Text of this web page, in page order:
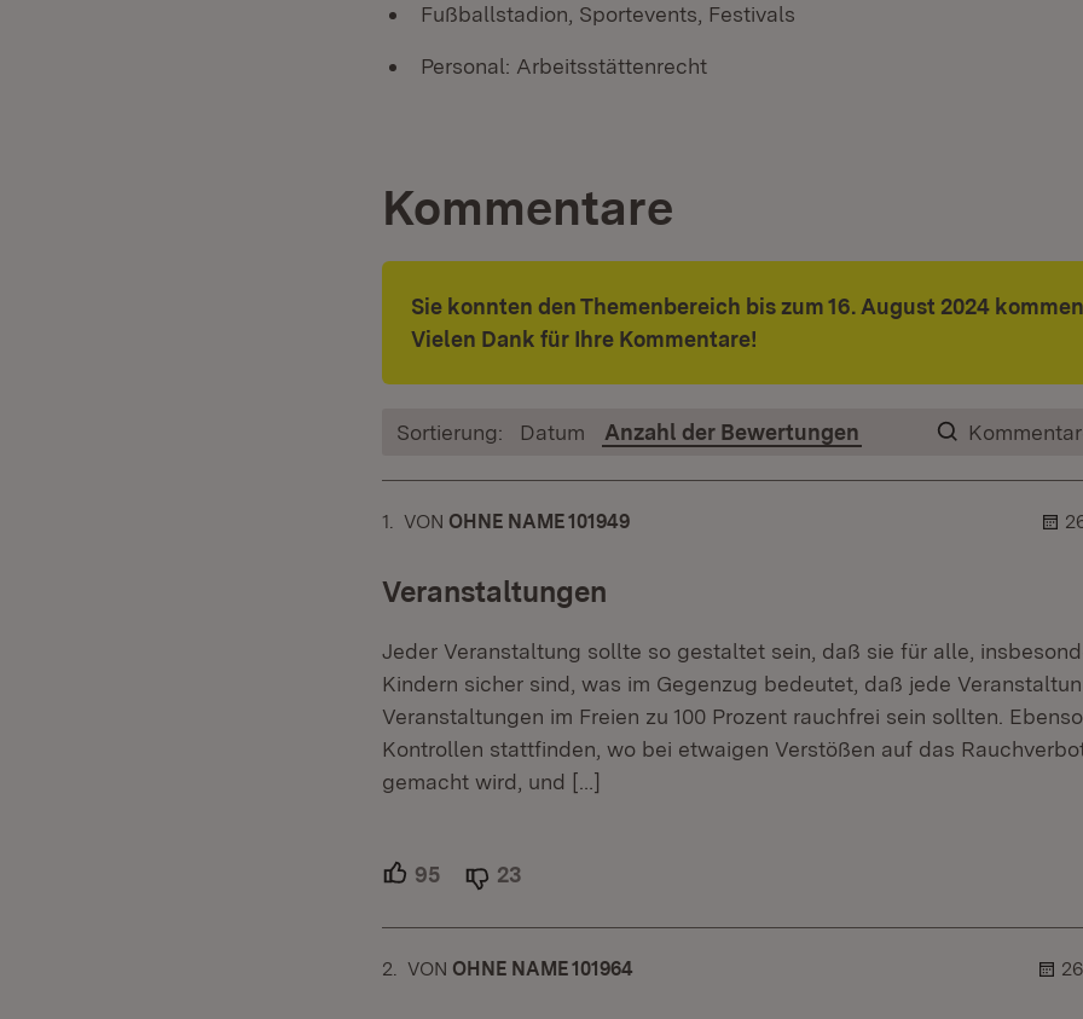
Fußballstadion, Sportevents, Festivals
Personal: Arbeitsstättenrecht
Kommentare
Sie konnten den Themenbereich bis zum 16. August 2024
Vielen Dank für Ihre Kommentare!
Sortierung: Datum Anzahl der Bewertungen
1. KOMMENTAR
VON :OHNE NAME 101949
Veranstaltungen
Jeder Veranstaltung sollte so gestaltet sein, daß sie für alle,
Kindern sicher sind, was im Gegenzug bedeutet, daß jede
Veranstaltungen im Freien zu 100 Prozent rauchfrei sein sollten.
Kontrollen stattfinden, wo bei etwaigen Verstößen auf das
gemacht wird, und […]
95 Unterstützer.
23
2. KOMMENTAR
VON :OHNE NAME 101964